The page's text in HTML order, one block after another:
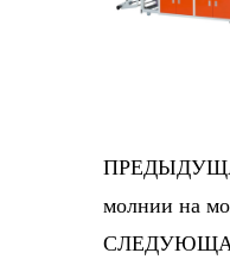
молнии на
СЛЕДУЮЩАЯ